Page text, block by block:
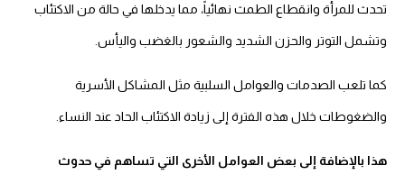
تحدث للمرأة وانقطاع الطمث نهائياً، مما يدخلها في حالة من الاكتئاب
وتشمل التوتر والحزن الشديد والشعور بالغضب واليأس.
كما تلعب الصدمات والعوامل السلبية مثل المشاكل الأسرية
والضغوطات خلال هذه الفترة إلى زيادة الاكتئاب الحاد عند النساء.
هذا بالإضافة إلى بعض العوامل الأخرى التي تساهم في حدوث